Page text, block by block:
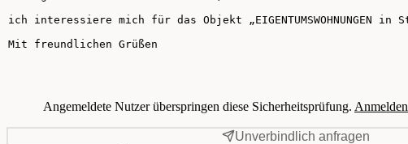
Angemeldete Nutzer überspringen diese Sicherheitsprüfung. Anmelden
Unverbindlich anfragen